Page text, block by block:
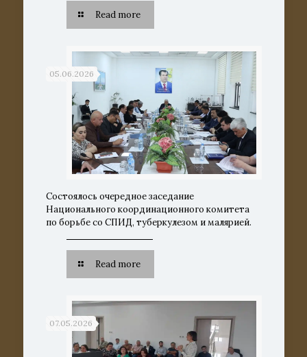
Read more
05.06.2026
Состоялось очередное заседание
Национального координационного комитета
по борьбе со СПИД, туберкулезом и малярией.
Read more
07.05.2026